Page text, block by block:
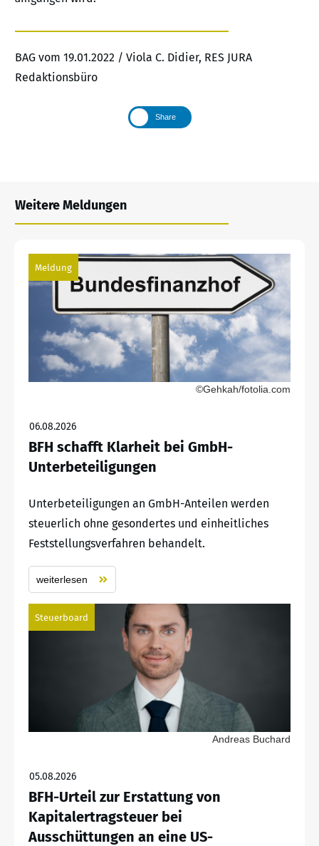
BAG vom 19.01.2022 / Viola C. Didier, RES JURA
Redaktionsbüro
Share
Weitere Meldungen
Meldung
©Gehkah/fotolia.com
06.08.2026
BFH schafft Klarheit bei GmbH-
Unterbeteiligungen
Unterbeteiligungen an GmbH-Anteilen werden
steuerlich ohne gesondertes und einheitliches
Feststellungsverfahren behandelt.
weiterlesen
Steuerboard
Andreas Buchard
05.08.2026
BFH-Urteil zur Erstattung von
Kapitalertragsteuer bei
Ausschüttungen an eine US-